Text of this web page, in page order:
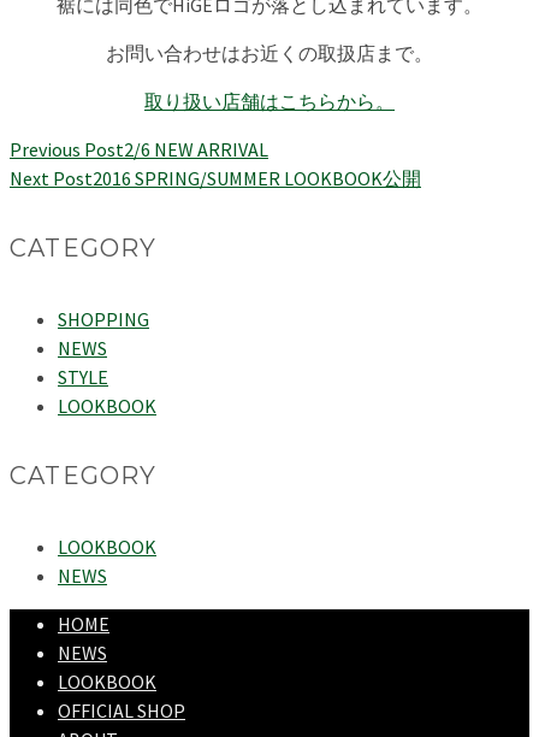
お問い合わせはお近くの取扱店まで。
取り扱い店舗はこちらから。
Previous Post2/6 NEW ARRIVAL
Next Post2016 SPRING/SUMMER LOOKBOOK公開
CATEGORY
SHOPPING
NEWS
STYLE
LOOKBOOK
CATEGORY
LOOKBOOK
NEWS
HOME
NEWS
LOOKBOOK
OFFICIAL SHOP